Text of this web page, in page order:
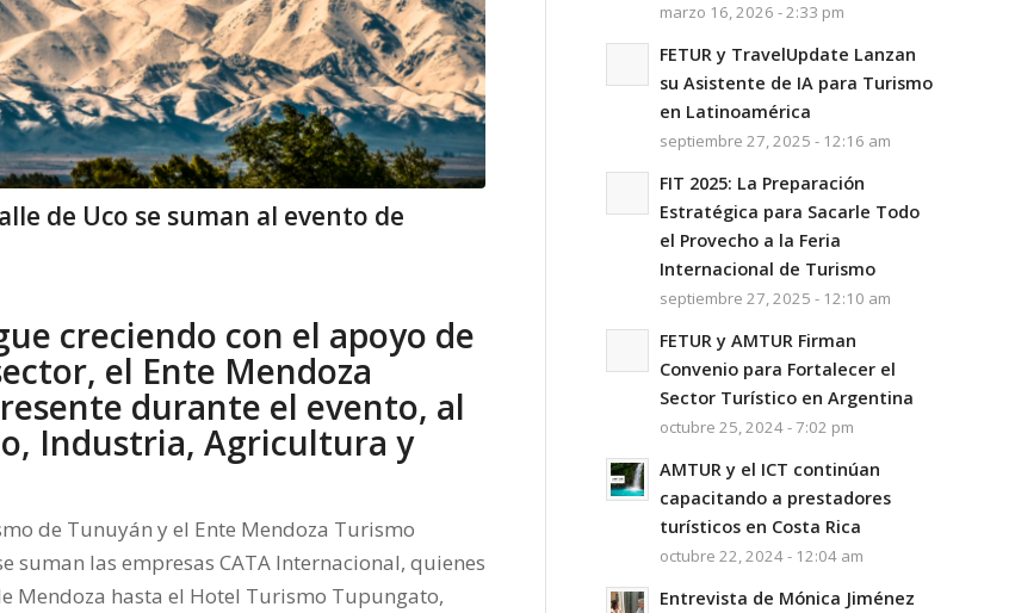
de Uco se suman al evento de
creciendo con el apoyo de
el Ente Mendoza
durante el evento, al
Industria, Agricultura y
de Tunuyán y el Ente Mendoza Turismo
suman las empresas CATA Internacional, quienes
Mendoza hasta el Hotel Turismo Tupungato,
marzo 16, 2026 - 2:33 pm
FETUR y TravelUpdate Lanzan
su Asistente de IA para Turismo
en Latinoamérica
septiembre 27, 2025 - 12:16 am
FIT 2025: La Preparación
Estratégica para Sacarle Todo
el Provecho a la Feria
Internacional de Turismo
septiembre 27, 2025 - 12:10 am
FETUR y AMTUR Firman
Convenio para Fortalecer el
Sector Turístico en Argentina
octubre 25, 2024 - 7:02 pm
AMTUR y el ICT continúan
capacitando a prestadores
turísticos en Costa Rica
octubre 22, 2024 - 12:04 am
Entrevista de Mónica Jiménez